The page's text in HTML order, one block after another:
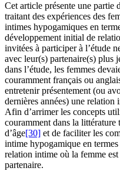
Cet article présente une partie
traitant des expériences des
intimes hypogamiques en
développement initial de
invitées à participer à l’étude
avec leur(s) partenaire(s) plus
dans l’étude, les femmes
couramment français ou
entretenir présentement (ou
dernières années) une relation
Afin d’arrimer les concepts
couramment dans la littérature
d’âge[30] et de faciliter les
intime hypogamique en
relation intime où la femme
partenaire.